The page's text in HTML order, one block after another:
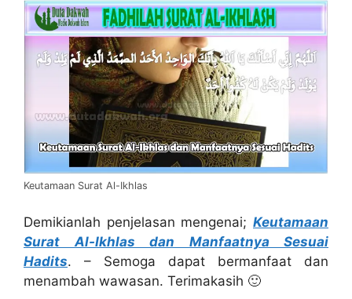
Keutamaan Surat Al-Ikhlas
Demikianlah penjelasan mengenai; Keutamaan
Surat Al-Ikhlas dan Manfaatnya Sesuai
Hadits. – Semoga dapat bermanfaat dan
menambah wawasan. Terimakasih 🙂